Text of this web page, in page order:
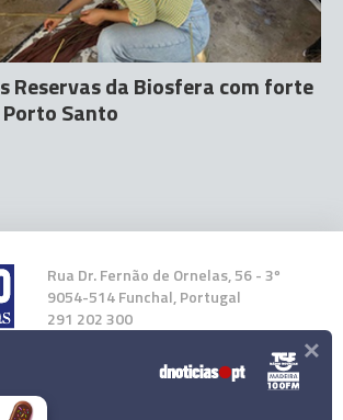
Reservas da Biosfera com forte
Santo
Rua Dr. Fernão de Ornelas, 56 - 3º
9054-514 Funchal, Portugal
291 202 300
Instale a nossa App ×